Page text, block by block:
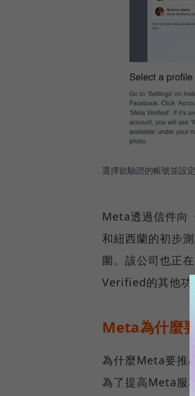
選擇欲驗證的帳號並設
Meta透過信件向
和紐西蘭的初步
圍。該公司也正
Verified的其他功
Meta為什麼
為什麼Meta要推
為了提高Meta服